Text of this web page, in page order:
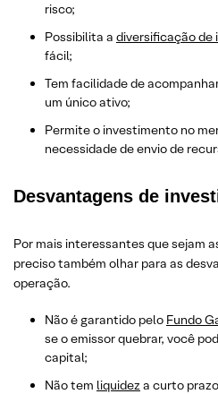
risco;
Possibilita a diversificação de
fácil;
Tem facilidade de
um único ativo;
Permite o investimento no
necessidade de envio de
Desvantagens de
Por mais interessantes que sejam
preciso também olhar para as
operação.
Não é garantido pelo Fundo
se o emissor quebrar, você
capital;
Não tem liquidez a curto